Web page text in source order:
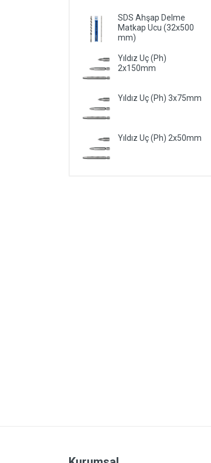
SDS Ahşap Delme
Matkap Ucu (32x500
mm)
Yıldız Uç (Ph)
2x150mm
Yıldız Uç (Ph) 3x75mm
Yıldız Uç (Ph) 2x50mm